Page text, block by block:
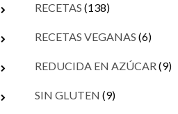
RECETAS (138)
RECETAS VEGANAS (6)
REDUCIDA EN AZÚCAR(9)
SIN GLUTEN (9)